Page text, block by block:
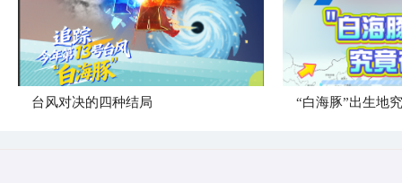
台风对决的四种结局 “白海豚”出生地